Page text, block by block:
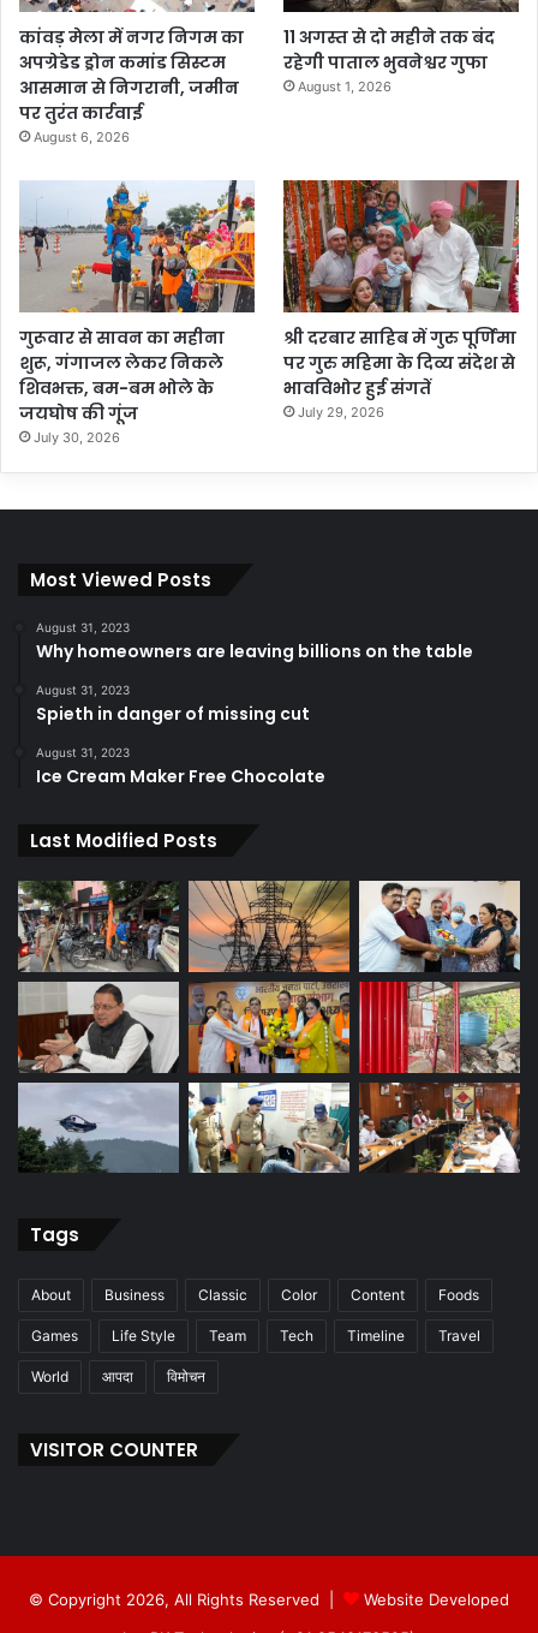
कांवड़ मेला में नगर निगम का
अपग्रेडेड ड्रोन कमांड सिस्टम
आसमान से निगरानी, जमीन
पर तुरंत कार्रवाई
August 6, 2026
11 अगस्त से दो महीने तक बंद
रहेगी पाताल भुवनेश्वर गुफा
August 1, 2026
गुरूवार से सावन का महीना
शुरू, गंगाजल लेकर निकले
शिवभक्त, बम-बम भोले के
जयघोष की गूंज
July 30, 2026
श्री दरबार साहिब में गुरु पूर्णिमा
पर गुरु महिमा के दिव्य संदेश से
भावविभोर हुई संगतें
July 29, 2026
Most Viewed Posts
August 31, 2023
Why homeowners are leaving billions on the table
August 31, 2023
Spieth in danger of missing cut
August 31, 2023
Ice Cream Maker Free Chocolate
Last Modified Posts
Tags
About Business Classic Color Content Foods
Games Life Style Team Tech Timeline Travel
World आपदा विमोचन
VISITOR COUNTER
© Copyright 2026, All Rights Reserved |
Website Developed